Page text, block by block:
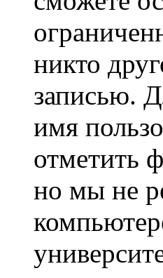
никто
записью.
имя
отметить
но мы не